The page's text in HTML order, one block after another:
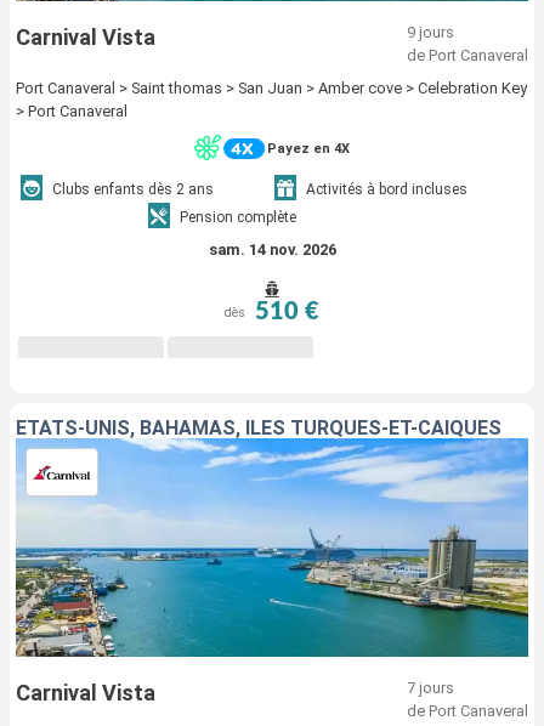
Carnival Vista
9 jours
de Port Canaveral
Port Canaveral > Saint thomas > San Juan > Amber cove > Celebration Key
> Port Canaveral
Payez en 4X
Clubs enfants dès 2 ans
Activités à bord incluses
Pension complète
sam. 14 nov. 2026
dès 510 €
ÉTATS-UNIS, BAHAMAS, ÎLES TURQUES-ET-CAÏQUES
Carnival Vista
7 jours
de Port Canaveral